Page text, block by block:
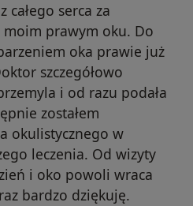
całego serca za
prawym oku. Do
oka prawie już
szczegółowo
i od razu podała
zostałem
okulistycznego w
leczenia. Od wizyty
i oko powoli wraca
bardzo dziękuję.